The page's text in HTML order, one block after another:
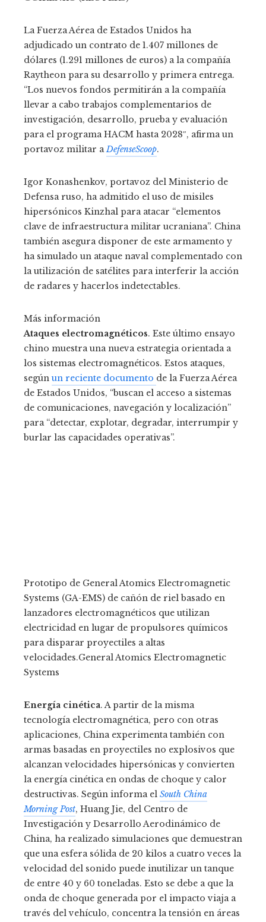
La Fuerza Aérea de Estados Unidos ha
adjudicado un contrato de 1.407 millones de
dólares (1.291 millones de euros) a la compañía
Raytheon para su desarrollo y primera entrega.
“Los nuevos fondos permitirán a la compañía
llevar a cabo trabajos complementarios de
investigación, desarrollo, prueba y evaluación
para el programa HACM hasta 2028″, afirma un
portavoz militar aDefenseScoop.
Igor Konashenkov, portavoz del Ministerio de
Defensa ruso, ha admitido el uso de misiles
hipersónicos Kinzhal para atacar “elementos
clave de infraestructura militar ucraniana”. China
también asegura disponer de este armamento y
ha simulado un ataque naval complementado con
la utilización de satélites para interferir la acción
de radares y hacerlos indetectables.
Más información
Ataques electromagnéticos. Este último ensayo
chino muestra una nueva estrategia orientada a
los sistemas electromagnéticos. Estos ataques,
según un reciente documento de la Fuerza Aérea
de Estados Unidos, “buscan el acceso a sistemas
de comunicaciones, navegación y localización”
para “detectar, explotar, degradar, interrumpir y
burlar las capacidades operativas”.
Prototipo de General Atomics Electromagnetic
Systems (GA-EMS) de cañón de riel basado en
lanzadores electromagnéticos que utilizan
electricidad en lugar de propulsores químicos
para disparar proyectiles a altas
velocidades.General Atomics Electromagnetic
Systems
Energía cinética. A partir de la misma
tecnología electromagnética, pero con otras
aplicaciones, China experimenta también con
armas basadas en proyectiles no explosivos que
alcanzan velocidades hipersónicas y convierten
la energía cinética en ondas de choque y calor
destructivas. Según informa el South China
Morning Post, Huang Jie, del Centro de
Investigación y Desarrollo Aerodinámico de
China, ha realizado simulaciones que demuestran
que una esfera sólida de 20 kilos a cuatro veces la
velocidad del sonido puede inutilizar un tanque
de entre 40 y 60 toneladas. Esto se debe a que la
onda de choque generada por el impacto viaja a
través del vehículo, concentra la tensión en áreas